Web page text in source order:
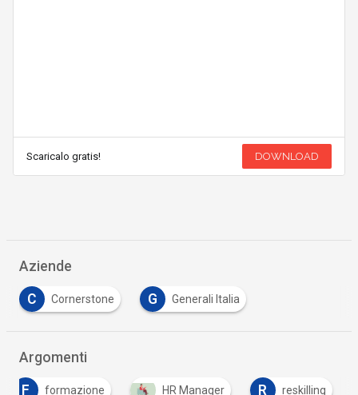
Scaricalo gratis! DOWNLOAD
Aziende
C Cornerstone G Generali Italia
Argomenti
F formazione HR Manager R reskilling